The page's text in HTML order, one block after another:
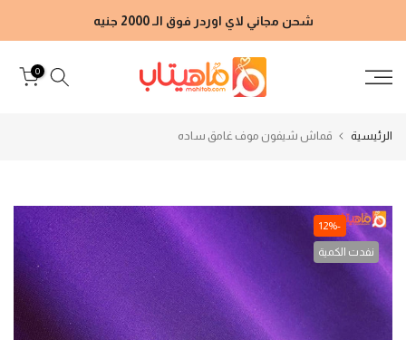
إلى
شحن مجاني لاي اوردر فوق الـ 2000 جنيه
0
الرئيسية قماش شيفون موف غامق ساده
-12%
نفدت الكمية